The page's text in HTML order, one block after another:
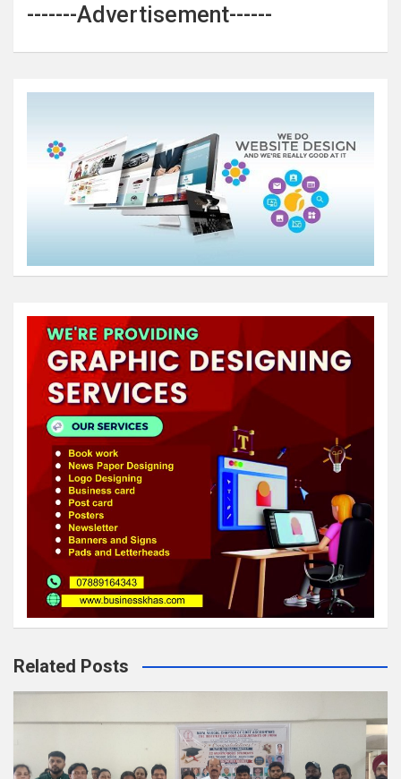
-------Advertisement------
Related Posts